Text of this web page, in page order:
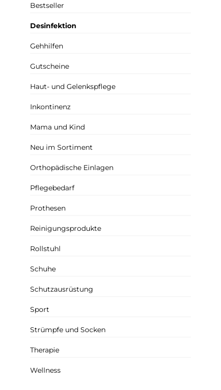
Bestseller
Desinfektion
Gehhilfen
Gutscheine
Haut- und Gelenkspflege
Inkontinenz
Mama und Kind
Neu im Sortiment
Orthopädische Einlagen
Pflegebedarf
Prothesen
Reinigungsprodukte
Rollstuhl
Schuhe
Schutzausrüstung
Sport
Strümpfe und Socken
Therapie
Wellness